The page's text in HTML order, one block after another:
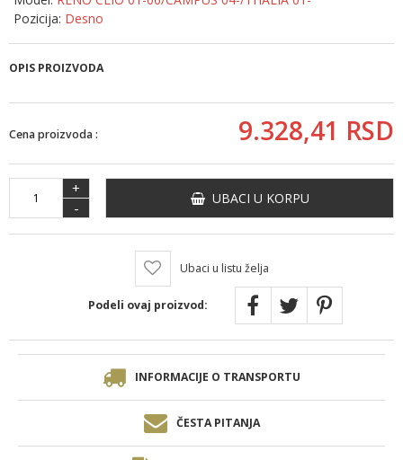
Pozicija: Desno
OPIS PROIZVODA
Cena proizvoda : 9.328,41 RSD
+
-
UBACI U KORPU
Ubaci u listu želja
Podeli ovaj proizvod:
INFORMACIJE O TRANSPORTU
ČESTA PITANJA